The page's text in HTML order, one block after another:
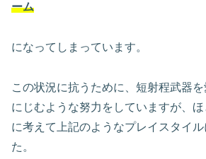
ーム
になってしまっています。
この状況に抗うために、短射程武器
にじむような努力をしていますが、
に考えて上記のようなプレイスタイ
た。